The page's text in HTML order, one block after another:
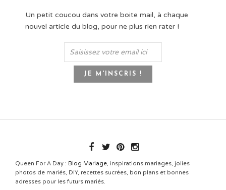
Un petit coucou dans votre boite mail, à chaque
nouvel article du blog, pour ne plus rien rater !
Queen For A Day : Blog Mariage, inspirations mariages, jolies
photos de mariés, DIY, recettes sucrées, bon plans et bonnes
adresses pour les futurs mariés.